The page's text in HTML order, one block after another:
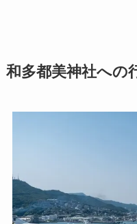
和多都美神社への